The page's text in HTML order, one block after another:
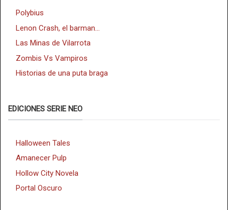
Polybius
Lenon Crash, el barman...
Las Minas de Vilarrota
Zombis Vs Vampiros
Historias de una puta braga
EDICIONES SERIE NEO
Halloween Tales
Amanecer Pulp
Hollow City Novela
Portal Oscuro